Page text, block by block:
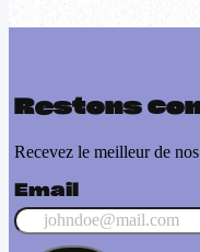
Restons
Recevez le meilleur de
Email